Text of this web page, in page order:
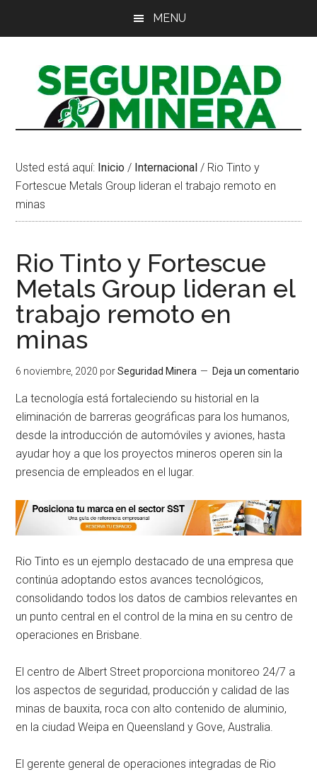
principal
MENU
Usted está aquí: Inicio / Internacional / Rio Tinto y
Fortescue Metals Group lideran el trabajo remoto en
minas
Rio Tinto y Fortescue
Metals Group lideran el
trabajo remoto en
minas
6 noviembre, 2020 porSeguridad Minera Deja un comentario
La tecnología está fortaleciendo su historial en la
eliminación de barreras geográficas para los humanos,
desde la introducción de automóviles y aviones, hasta
ayudar hoy a que los proyectos mineros operen sin la
presencia de empleados en el lugar.
Rio Tinto es un ejemplo destacado de una empresa que
continúa adoptando estos avances tecnológicos,
consolidando todos los datos de cambios relevantes en
un punto central en el control de la mina en su centro de
operaciones en Brisbane.
El centro de Albert Street proporciona monitoreo 24/7 a
los aspectos de seguridad, producción y calidad de las
minas de bauxita, roca con alto contenido de aluminio,
en la ciudad Weipa en Queensland y Gove, Australia.
El gerente general de operaciones integradas de Rio